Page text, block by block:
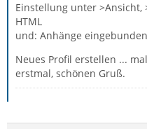
Einstellung unter
HTML
und: Anhänge
Neues Profil erstellen ...
erstmal, schönen Gruß.